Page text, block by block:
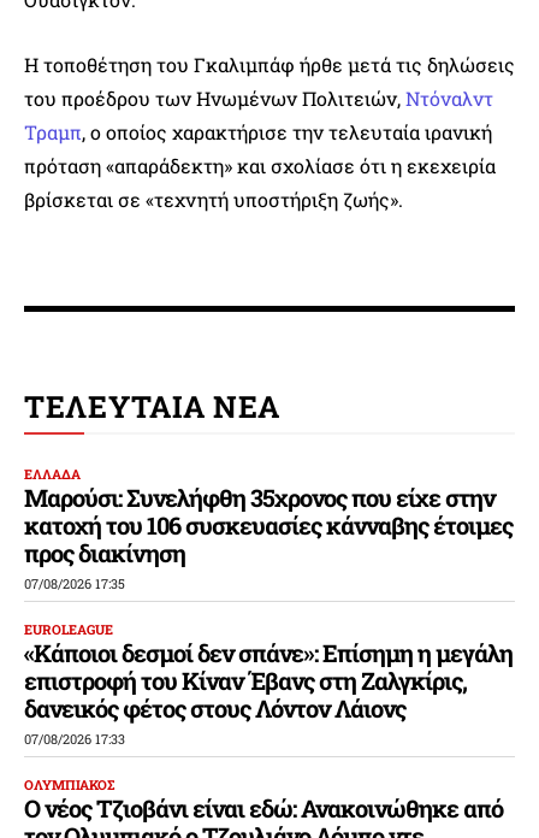
Η τοποθέτηση του Γκαλιμπάφ ήρθε μετά τις δηλώσεις
του προέδρου των Ηνωμένων Πολιτειών,Ντόναλντ
Τραμπ, ο οποίος χαρακτήρισε την τελευταία ιρανική
πρόταση «απαράδεκτη» και σχολίασε ότι η εκεχειρία
βρίσκεται σε «τεχνητή υποστήριξη ζωής».
ΤΕΛΕΥΤΑΙΑ ΝΕΑ
ΕΛΛΑΔΑ
Μαρούσι: Συνελήφθη 35χρονος που είχε στην
κατοχή του 106 συσκευασίες κάνναβης έτοιμες
προς διακίνηση
07/08/2026 17:35
EUROLEAGUE
«Κάποιοι δεσμοί δεν σπάνε»: Επίσημη η μεγάλη
επιστροφή του Κίναν Έβανς στη Ζαλγκίρις,
δανεικός φέτος στους Λόντον Λάιονς
07/08/2026 17:33
ΟΛΥΜΠΙΑΚΟΣ
Ο νέος Τζιοβάνι είναι εδώ: Ανακοινώθηκε από